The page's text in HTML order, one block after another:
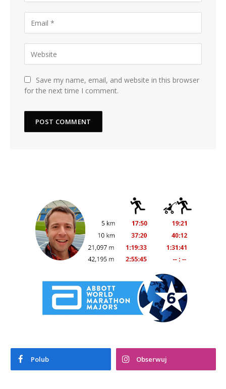
Save my name, email, and website in this browser
for the next time I comment.
Polub Obserwuj